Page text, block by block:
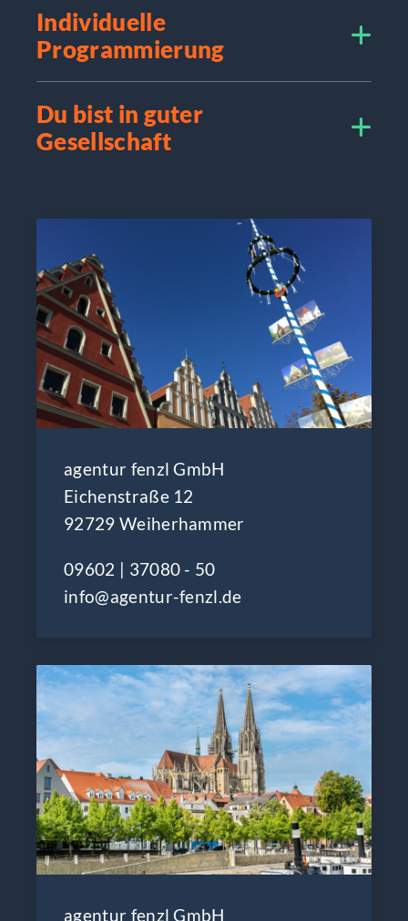
Individuelle
Programmierung
Du bist in guter
Gesellschaft
agentur fenzl GmbH
Eichenstraße 12
92729 Weiherhammer
09602 | 37080 - 50
info@agentur-fenzl.de
agentur fenzl GmbH